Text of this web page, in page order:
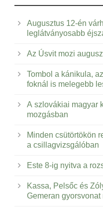
Augusztus 12-én
leglátványosabb
Az Úsvit mozi
Tombol a kánikula,
foknál is melegebb
A szlovákiai magyar
mozgásban
Minden csütörtökön
a csillagvizsgálóban
Este 8-ig nyitva a
Kassa, Pelsőc és
Gemeran